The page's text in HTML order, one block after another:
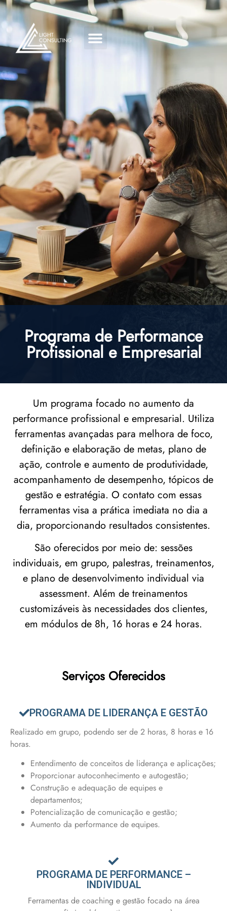
Programa de Performance
Profissional e Empresarial
Um programa focado no aumento da
performance profissional e empresarial. Utiliza
ferramentas avançadas para melhora de foco,
definição e elaboração de metas, plano de
ação, controle e aumento de produtividade,
acompanhamento de desempenho, tópicos de
gestão e estratégia. O contato com essas
ferramentas visa a prática imediata no dia a
dia, proporcionando resultados consistentes.
São oferecidos por meio de: sessões
individuais, em grupo, palestras, treinamentos,
e plano de desenvolvimento individual via
assessment. Além de treinamentos
customizáveis às necessidades dos clientes,
em módulos de 8h, 16 horas e 24 horas.
Serviços Oferecidos
PROGRAMA DE LIDERANÇA E GESTÃO
Realizado em grupo, podendo ser de 2 horas, 8 horas e 16
horas.
Entendimento de conceitos de liderança e aplicações;
Proporcionar autoconhecimento e autogestão;
Construção e adequação de equipes e
departamentos;
Potencialização de comunicação e gestão;
Aumento da performance de equipes.
PROGRAMA DE PERFORMANCE –
INDIVIDUAL
Ferramentas de coaching e gestão focado na área